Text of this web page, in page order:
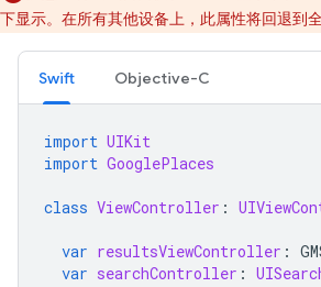
下显示。在所有其他设备上，此属性将回退到
Swift Objective-C
import UIKit
import GooglePlaces
class ViewController :
var resultsViewController :
var searchController :